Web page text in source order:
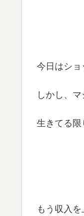
今日はショ
しかし、
生きてる
もう収入